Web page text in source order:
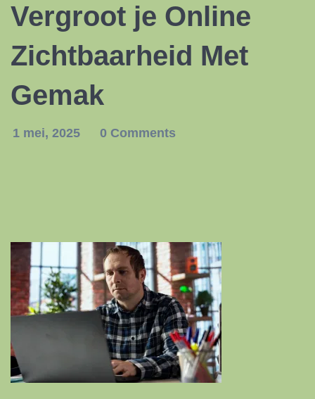
Vergroot je Online
Zichtbaarheid Met
Gemak
1 mei, 2025 0 Comments